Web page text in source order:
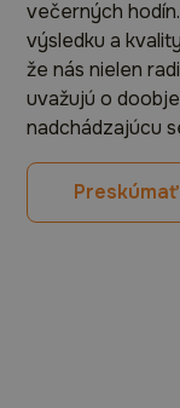
večerných
výsledku a
že nás nielen
uvažujú o
nadchádzajúcu